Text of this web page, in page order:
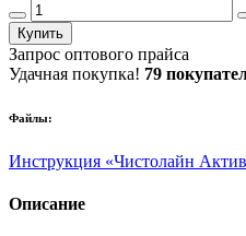
Купить
Запрос оптового прайса
Удачная покупка! 79
Файлы:
Инструкция «Чистолайн
Описание